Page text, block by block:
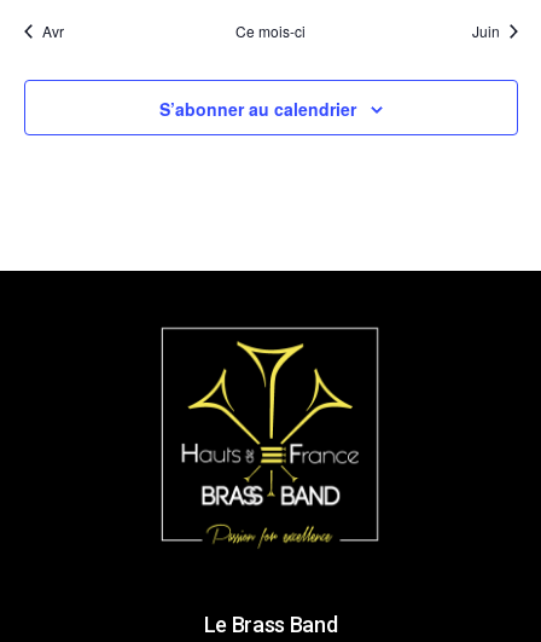
Avr Ce mois-ci Juin
S’abonner au calendrier
Le Brass Band